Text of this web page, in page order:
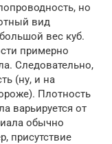
но
вид
вес куб.
примерно
Следовательно,
(ну, и на
Плотность
варьируется от
обычно
присутствие